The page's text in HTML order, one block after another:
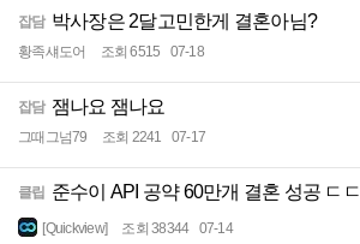
잡담 박사장은 2달고민한게 결혼아님?
황족섀도어 조회 6515 07-18
잡담 잼나요 잼나요
그때그넘79 조회 2241 07-17
클립 준수이 API 공약 60만개 결혼 성공 ㄷㄷ
[Quickview] 조회 38344 07-14